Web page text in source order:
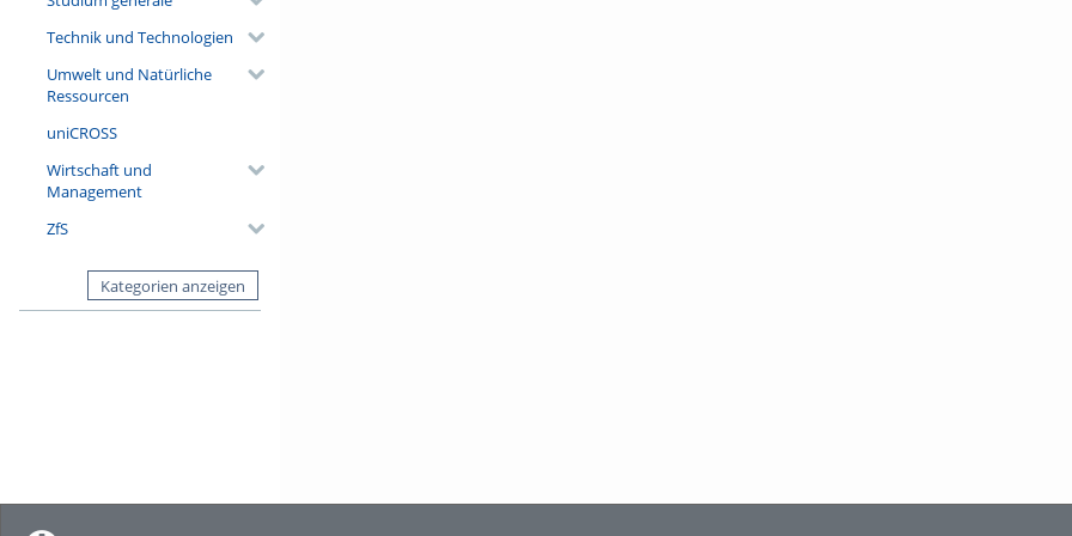
Technik und Technologien
Umwelt und Natürliche
Ressourcen
uniCROSS
Wirtschaft und
Management
ZfS
Kategorien anzeigen